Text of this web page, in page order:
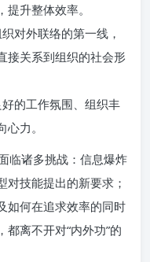
升整体效率。
对外联络的第一线，
接关系到组织的社会形
好的工作氛围、组织丰
力。
临诸多挑战：信息爆炸
技能提出的新要求；
如何在追求效率的同时
离不开对“内外功”的